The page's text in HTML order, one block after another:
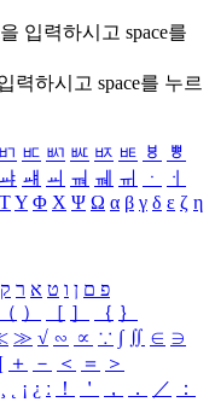
을 입력하시고 space를
력하시고 space를 누르
ㅲ ㅳ ㅴ ㅵ ㅶ ㅷ ㅸ
ㅹ
ㆇ ㆈ ㆉ ㆊ ㆋ ㆌ ㆍ
ㆎ
ΤΥ Φ Χ Ψ Ω α β γ δ ε ζ η
פ ם ן ו ט א ר ק
（ ） ［ ］ ｛ ｝
≫ √ ∽ ∝ ∵ ∫ ∬ ∈ ∋
＋ － ＜ ＝
＞
¸ ¡ ¿ ː ！ ＇ ， ． ／
：